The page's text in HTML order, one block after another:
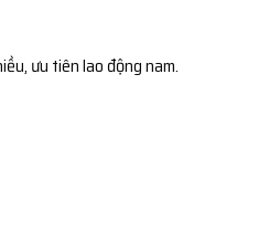
ưu tiên lao động nam.